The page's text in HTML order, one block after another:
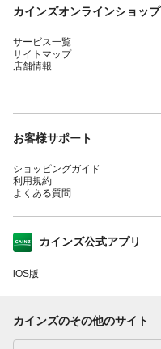
カインズオンラインショップ
サービス一覧
サイトマップ
店舗情報
お客様サポート
ショッピングガイド
利用規約
よくある質問
カインズ公式アプリ
iOS版
カインズのその他のサイト